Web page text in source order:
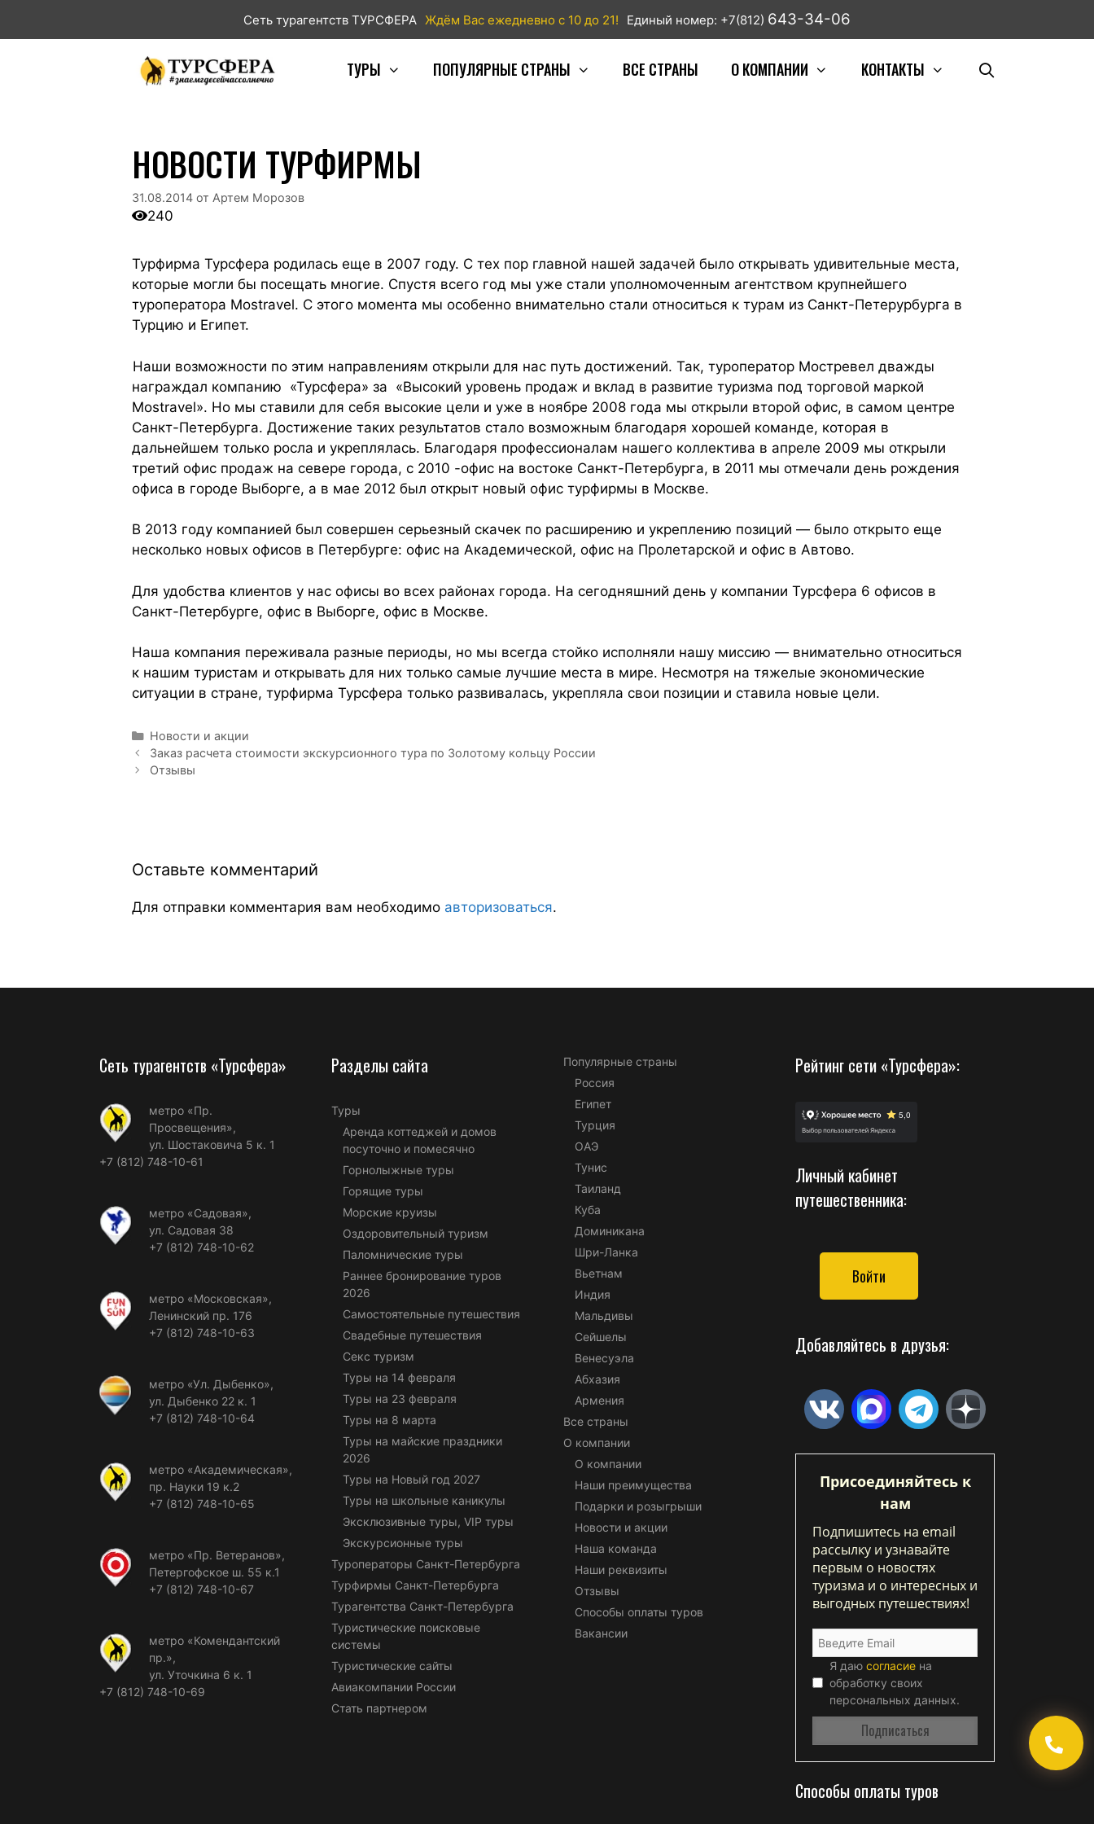
Сеть турагентств ТУРСФЕРА Ждём Вас ежедневно с 10 до 21! Единый номер: +7(812) 643-34-06
ТУРЫ ПОПУЛЯРНЫЕ СТРАНЫ ВСЕ СТРАНЫ О КОМПАНИИ КОНТАКТЫ
НОВОСТИ ТУРФИРМЫ
31.08.2014 от Артем Морозов
240
Турфирма Турсфера родилась еще в 2007 году. С тех пор главной нашей задачей было открывать удивительные места,
которые могли бы посещать многие. Спустя всего год мы уже стали уполномоченным агентством крупнейшего
туроператора Mostravel. С этого момента мы особенно внимательно стали относиться к турам из Санкт-Петерурбурга в
Турцию и Египет.
Наши возможности по этим направлениям открыли для нас путь достижений. Так, туроператор Мостревел дважды
награждал компанию «Турсфера» за «Высокий уровень продаж и вклад в развитие туризма под торговой маркой
Mostravel». Но мы ставили для себя высокие цели и уже в ноябре 2008 года мы открыли второй офис, в самом центре
Санкт-Петербурга. Достижение таких результатов стало возможным благодаря хорошей команде, которая в
дальнейшем только росла и укреплялась. Благодаря профессионалам нашего коллектива в апреле 2009 мы открыли
третий офис продаж на севере города, с 2010 -офис на востоке Санкт-Петербурга, в 2011 мы отмечали день рождения
офиса в городе Выборге, а в мае 2012 был открыт новый офис турфирмы в Москве.
В 2013 году компанией был совершен серьезный скачек по расширению и укреплению позиций — было открыто еще
несколько новых офисов в Петербурге: офис на Академической, офис на Пролетарской и офис в Автово.
Для удобства клиентов у нас офисы во всех районах города. На сегодняшний день у компании Турсфера 6 офисов в
Санкт-Петербурге, офис в Выборге, офис в Москве.
Наша компания переживала разные периоды, но мы всегда стойко исполняли нашу миссию — внимательно относиться
к нашим туристам и открывать для них только самые лучшие места в мире. Несмотря на тяжелые экономические
ситуации в стране, турфирма Турсфера только развивалась, укрепляла свои позиции и ставила новые цели.
Новости и акции
Заказ расчета стоимости экскурсионного тура по Золотому кольцу России
Отзывы
Оставьте комментарий
Для отправки комментария вам необходимо авторизоваться.
Сеть турагентств «Турсфера»
метро «Пр.
Просвещения»,
ул. Шостаковича 5 к. 1
+7 (812) 748-10-61
метро «Садовая»,
ул. Садовая 38
+7 (812) 748-10-62
метро «Московская»,
Ленинский пр. 176
+7 (812) 748-10-63
метро «Ул. Дыбенко»,
ул. Дыбенко 22 к. 1
+7 (812) 748-10-64
метро «Академическая»,
пр. Науки 19 к.2
+7 (812) 748-10-65
метро «Пр. Ветеранов»,
Петергофское ш. 55 к.1
+7 (812) 748-10-67
метро «Комендантский
пр.»,
ул. Уточкина 6 к. 1
+7 (812) 748-10-69
Разделы сайта
Туры
Аренда коттеджей и домов
посуточно и помесячно
Горнолыжные туры
Горящие туры
Морские круизы
Оздоровительный туризм
Паломнические туры
Раннее бронирование туров
2026
Самостоятельные путешествия
Свадебные путешествия
Секс туризм
Туры на 14 февраля
Туры на 23 февраля
Туры на 8 марта
Туры на майские праздники
2026
Туры на Новый год 2027
Туры на школьные каникулы
Эксклюзивные туры, VIP туры
Экскурсионные туры
Туроператоры Санкт-Петербурга
Турфирмы Санкт-Петербурга
Турагентства Санкт-Петербурга
Туристические поисковые
системы
Туристические сайты
Авиакомпании России
Стать партнером
Популярные страны
Россия
Египет
Турция
ОАЭ
Тунис
Таиланд
Куба
Доминикана
Шри-Ланка
Вьетнам
Индия
Мальдивы
Сейшелы
Венесуэла
Абхазия
Армения
Все страны
О компании
О компании
Наши преимущества
Подарки и розыгрыши
Новости и акции
Наша команда
Наши реквизиты
Отзывы
Способы оплаты туров
Вакансии
Рейтинг сети «Турсфера»:
Личный кабинет
путешественника:
Войти
Добавляйтесь в друзья:
Присоединяйтесь к
нам
Подпишитесь на email
рассылку и узнавайте
первым о новостях
туризма и о интересных и
выгодных путешествиях!
Я даю согласие на
обработку своих
персональных данных.
Способы оплаты туров